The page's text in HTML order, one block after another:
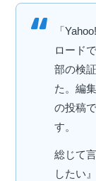
「
ロード
部の検
た。編
の投稿
す。
総じて
したい